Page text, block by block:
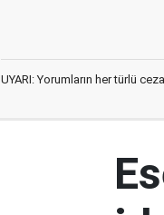
UYARI: Yorumların her türlü